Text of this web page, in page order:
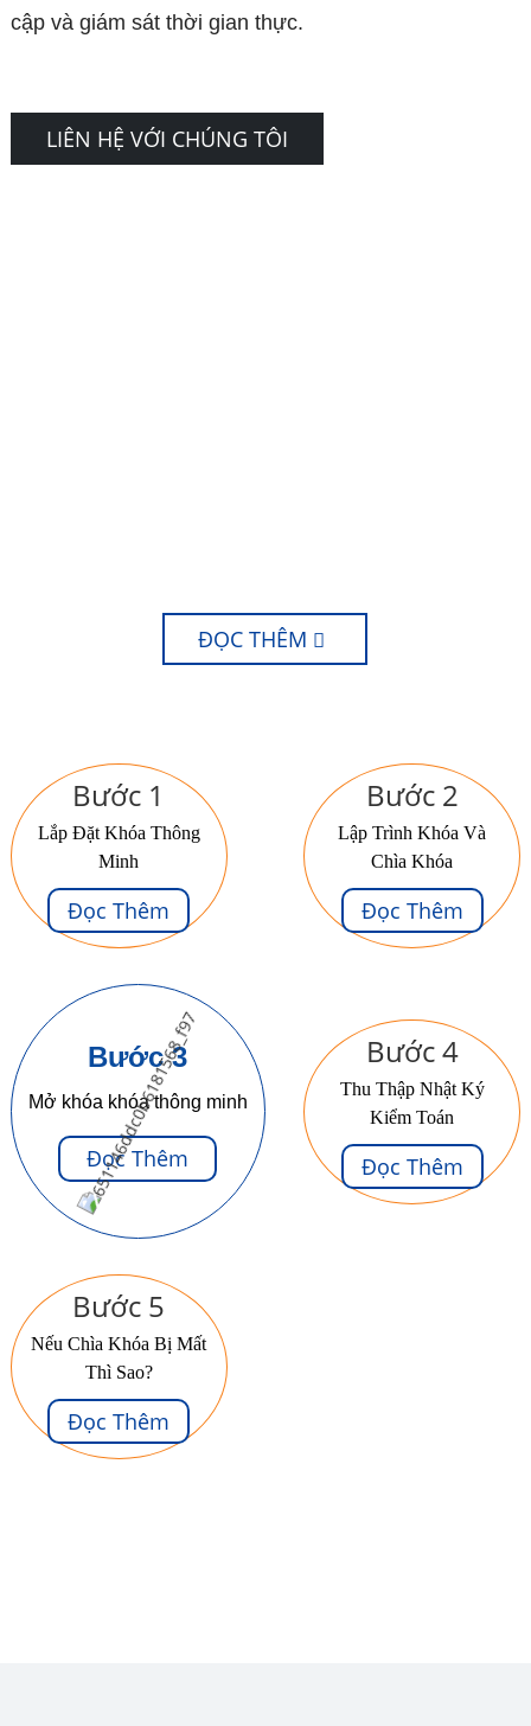
cập và giám sát thời gian thực.
LIÊN HỆ VỚI CHÚNG TÔI
ĐỌC THÊM
Bước 1
Lắp Đặt Khóa Thông
Minh
Đọc Thêm
Bước 2
Lập Trình Khóa Và
Chìa Khóa
Đọc Thêm
Bước 3
Mở khóa khóa thông minh
Đọc Thêm
Bước 4
Thu Thập Nhật Ký
Kiểm Toán
Đọc Thêm
Bước 5
Nếu Chìa Khóa Bị Mất
Thì Sao?
Đọc Thêm